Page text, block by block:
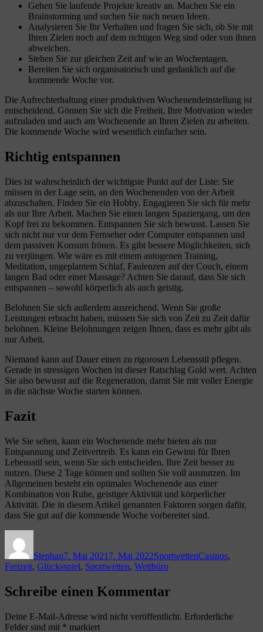
Gehen Sie laufende Projekte kreativ an. Machen Sie ein
Brainstorming und suchen Sie nach neuen Ideen.
Analysieren Sie Ihr Verhalten und fragen Sie sich, ob Sie mit
Ihren Zielen noch auf dem richtigen Weg sind oder von ihnen
abweichen.
Stehen Sie zur gleichen Zeit auf wie an Wochentagen.
Bereiten Sie sich organisatorisch und gedanklich auf die
kommende Woche vor.
Die Aufrechterhaltung einer produktiven Wochenendeinstellung ist
entscheidend. Gönnen Sie sich die Freiheit, Ihre Motivation wieder
aufzuladen und auch am Wochenende an Ihren Zielen zu arbeiten.
Die kommende Woche wird wesentlich einfacher sein.
Richtig entspannen
Dies ist wahrscheinlich der wichtigste Punkt auf der Liste: Sie
müssen in der Lage sein, an den Wochenenden von der Arbeit
abzuschalten. Finden Sie ein Hobby. Engagieren Sie sich für mehr
als nur Ihre Arbeit. Machen Sie einen langen Spaziergang, um den
Kopf frei zu bekommen. Entspannen Sie sich bewusst. Lassen Sie
sich nicht nur vor dem Fernseher oder Computer entspannen und
dem passiven Konsum frönen. Es gibt bessere Möglichkeiten, sich
zu verjüngen. Wie wäre es mit einem autogenen Training,
Meditation, ungeplantem Schlaf, Faulenzen auf der Couch, einem
langen Bad oder einer Massage? Achten Sie darauf, dass Sie sich
entspannen – sowohl körperlich als auch geistig.
Belohnen Sie sich außerdem ausreichend. Wenn Sie große
Leistungen erbracht haben, müssen Sie sich von Zeit zu Zeit dafür
belohnen. Kleine Belohnungen zeigen Ihnen, dass es mehr gibt als
nur Arbeit.
Niemand kann auf Dauer einen zu rigorosen Lebensstil pflegen.
Gerade in stressigen Wochen ist dieser Ratschlag Gold wert. Achten
Sie also bewusst auf die Regeneration, damit Sie mit voller Energie
in die nächste Woche starten können.
Fazit
Wie Sie sehen, kann ein Wochenende mehr bieten als nur
Entspannung und Zeitvertreib. Es kann ein Gewinn für Ihren
Lebensstil sein, wenn Sie sich entscheiden, Ihre Zeit besser zu
nutzen. Diese 2 Tage können und sollten Sie voll ausnutzen. Im
Allgemeinen besteht ein optimales Wochenende aus einer
Kombination von Ruhe, geistiger Aktivität und körperlicher
Aktivität. Die in diesem Artikel genannten Faktoren sorgen dafür,
dass Sie gut auf die kommende Woche vorbereitet sind.
Stephan7. Mai 2021 7. Mai 2022SportwettenCasinos,
Freizeit, Glücksspiel, Sportwetten, Wettbüro
Schreibe einen Kommentar
Deine E-Mail-Adresse wird nicht veröffentlicht. Erforderliche
Felder sind mit * markiert